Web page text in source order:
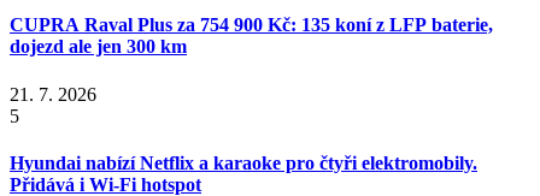
CUPRA Raval Plus za 754 900 Kč: 135 koní z LFP baterie,
dojezd ale jen 300 km
21. 7. 2026
5
Hyundai nabízí Netflix a karaoke pro čtyři elektromobily.
Přidává i Wi-Fi hotspot